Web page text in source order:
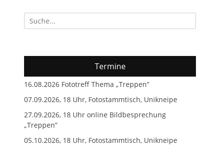
Suchen
nach:
Termine
16.08.2026 Fototreff Thema „Treppen“
07.09.2026, 18 Uhr, Fotostammtisch, Unikneipe
27.09.2026, 18 Uhr online Bildbesprechung
„Treppen“
05.10.2026, 18 Uhr, Fotostammtisch, Unikneipe